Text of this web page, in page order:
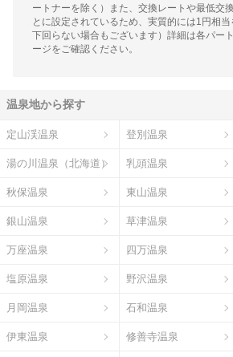
ートナーを除く）また、交換レートや最低交
とに設定されているため、実質的には1円相
下回らない場合もございます）詳細は各パー
ージをご確認ください。
温泉地から探す
定山渓温泉 登別温泉
湯の川温泉（北海道） 乳頭温泉
秋保温泉 東山温泉
銀山温泉 草津温泉
万座温泉 四万温泉
塩原温泉 野沢温泉
月岡温泉 石和温泉
伊東温泉 修善寺温泉